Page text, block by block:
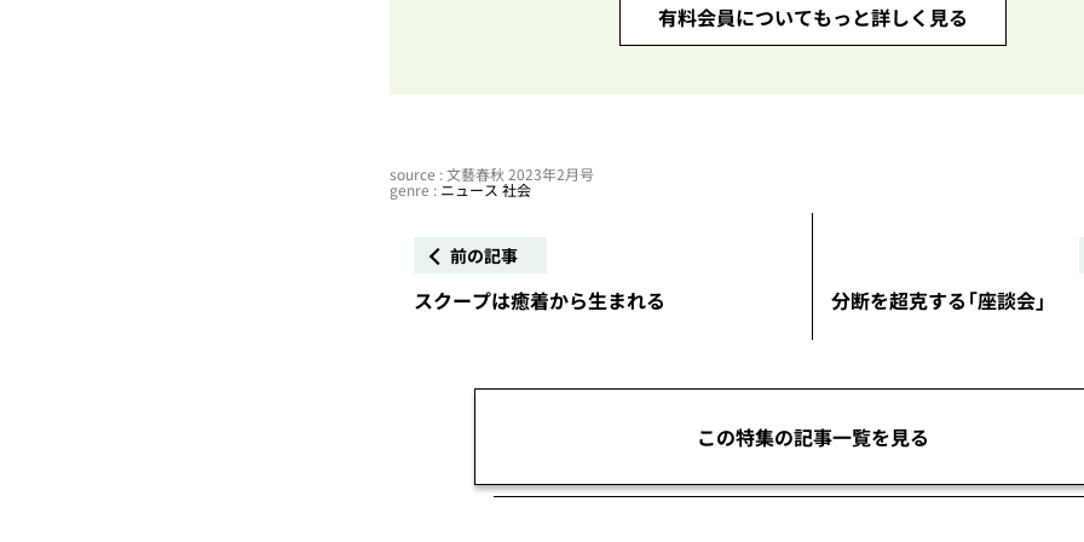
有料会員についてもっと詳しく見る
source : 文藝春秋 2023年2月号
genre : ニュース 社会
前の記事
スクープは癒着から生まれる 分断を超克する「座談会」
この特集の記事一覧を見る